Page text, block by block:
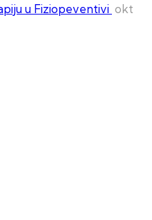
u Fiziopeventivi okt